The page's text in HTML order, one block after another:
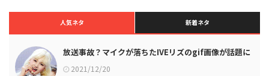
人気ネタ 新着ネタ
放送事故？マイクが落ちたIVEリズのgif画像が話題に
2021/12/20